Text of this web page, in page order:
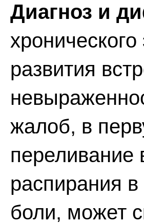
Диагноз и
развития
жалоб, в
переливание
распирания
боли, может